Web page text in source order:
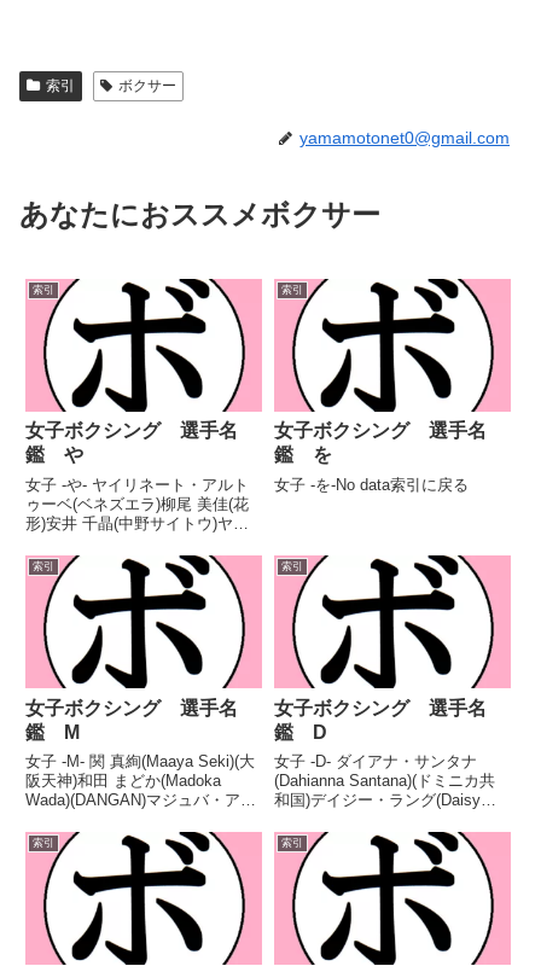
索引 ボクサー
yamamotonet0@gmail.com
あなたにおススメボクサー
索引
女子ボクシング 選手名
鑑 や
女子 -や- ヤイリネート・アルト
ゥーベ(ベネズエラ)柳尾 美佳(花
形)安井 千晶(中野サイトウ)ヤス
サ・ペレス(パナマ)ヤディラ・ブ
スティロス(米)柳井 妃奈実(真正)
ヤニナ・デル・カルメン・レスカ
ノ(亜)...
索引
女子ボクシング 選手名
鑑 を
女子 -を-No data索引に戻る
索引
女子ボクシング 選手名
鑑 M
女子 -M- 関 真絢(Maaya Seki)(大
阪天神)和田 まどか(Madoka
Wada)(DANGAN)マジュバ・アウ
コ)岩崎 麻衣子(Maiko Iwasaki)
(Reason押上)...
索引
女子ボクシング 選手名
鑑 D
女子 -D- ダイアナ・サンタナ
(Dahianna Santana)(ドミニカ共
和国)デイジー・ラング(Daisy
(Dan Bi Kim)(韓)ダニエラ・アセ
ンホ(Daniela Asenjo)(チリ)...
索引 索引